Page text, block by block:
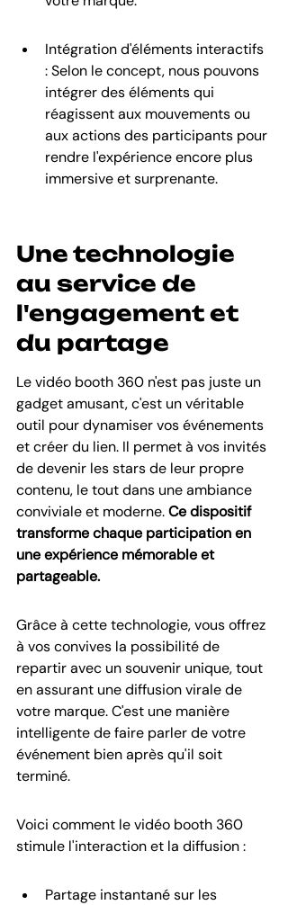
Intégration d'éléments interactifs
: Selon le concept, nous pouvons
intégrer des éléments qui
réagissent aux mouvements ou
aux actions des participants pour
rendre l'expérience encore plus
immersive et surprenante.
Une technologie
au service de
l'engagement et
du partage
Le vidéo booth 360 n'est pas juste un
gadget amusant, c'est un véritable
outil pour dynamiser vos événements
et créer du lien. Il permet à vos invités
de devenir les stars de leur propre
contenu, le tout dans une ambiance
conviviale et moderne. Ce dispositif
transforme chaque participation en
une expérience mémorable et
partageable.
Grâce à cette technologie, vous offrez
à vos convives la possibilité de
repartir avec un souvenir unique, tout
en assurant une diffusion virale de
votre marque. C'est une manière
intelligente de faire parler de votre
événement bien après qu'il soit
terminé.
Voici comment le vidéo booth 360
stimule l'interaction et la diffusion :
Partage instantané sur les